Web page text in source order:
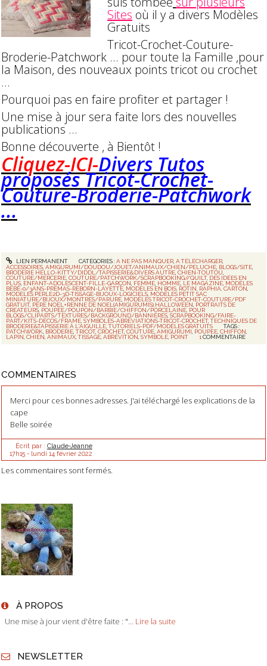
Sites où il y a divers Modèles
Gratuits
Tricot-Crochet-Couture-
Broderie-Patchwork ... pour toute la Famille ,pour
la Maison, des nouveaux points tricot ou crochet
...
Pourquoi pas en faire profiter et partager !
Une mise à jour sera faite lors des nouvelles
publications ...
Bonne découverte , à Bientôt !
Cliquez-ICI-Divers Tutos
proposés Tricot-Crochet-
Couture-Broderie-Patchwork
...
LIEN PERMANENT CATÉGORIES :A NE PAS MANQUER, A TÉLÉCHARGER,
ACCESSOIRES ,AMIGURUMI/DOUDOU/JOUET/ANIMAUX/CHIEN/PELUCHE BLOGS/SITE
BRODERIE HELLO-KITTY/DIDDL/TAPISSERIE&DIVERS AUTRE ,CHIEN-TOUTOU
COUTURE/MERCERIE ,COUTURE/PATCHWORK/SCRAPBOOKING//QUILT, DES IDÉES EN
PLUS ENFANT-ADOLESCENT-FILLE-GARÇON FEMME HOMME LE MAGAZINE MODÈLES
BÉBÉ-0/3ANS-PRÉMAS-REBORN-LAYETTE MODÈLES EN BOIS, ROTIN, RAPHIA, CARTON
MODÈLES PERLE2D-3D-TISSAGE-BIJOUX-LOGICIELS MODÈLES PETIT SAC
MINIATURE/BIJOUX/MONTRES/PARURE MODÈLES TRICOT-CROCHET-COUTURE/PDF
GRATUIT, PÈRE NOEL+RENNE DE NOEL(AMIGURUMIS),HALLOWEEN PORTRAITS DE
CRÉATEURS POUPÉE/POUPON/BARBIE/CHIFFON/PORCELAINE POUR
BLOGS/CLIPARTS/TEXTURES/BACKGROUND/BANNIÈRES ,SCRAPBOOKING/FAIRE-
PART/KITS-DÉCOS/FRAME ,SYMBOLES-ABRÉVIATIONS-TRICOT-CROCHET,TECHNIQUES DE
BRODERIE&TAPISSERIE À L'AIGUILLE ,TUTORIELS-PDF/MODÈLES GRATUITS
TAGS :
PATCHWORK BRODERIE ,TRICOT,CROCHET,COUTURE ,AMIGURUMI POUPEE ,CHIFFON
LAPIN ,CHIEN ,ANIMAUX ,TISSAGE ,ABRÉVITION ,SYMBOLE POINT 1 COMMENTAIRE
COMMENTAIRES
Merci pour ces bonnes adresses. J'ai téléchargé les explications de la
cape
Belle soirée
Écrit par : Claude-Jeanne
17h15- lundi 14 février 2022
Les commentaires sont fermés.
À PROPOS
Une mise à jour vient d'être faite : "... Lire la suite
NEWSLETTER